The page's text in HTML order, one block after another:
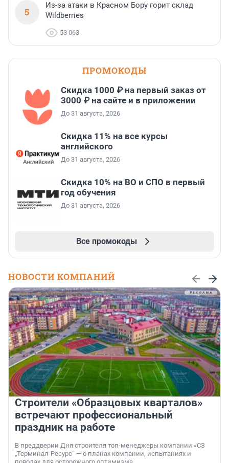
5
Из-за атаки в Красном Бору горит склад
Wildberries
53 063
ПРОМОКОДЫ
Скидка 1000 ₽ на первый заказ от
3000 ₽ на сайте и в приложении
До 31 августа, 2026
Скидка 11% на все курсы
английского
До 31 августа, 2026
Скидка 10% на ВО и СПО в первый
год обучения
До 31 августа, 2026
Все промокоды
НОВОСТИ КОМПАНИЙ
Строители «Образцовых кварталов»
встречают профессиональный
праздник на работе
В преддверии Дня строителя топ-менеджеры компании «СЗ
„Терминал-Ресурс“ — о планах компании, испытаниях и